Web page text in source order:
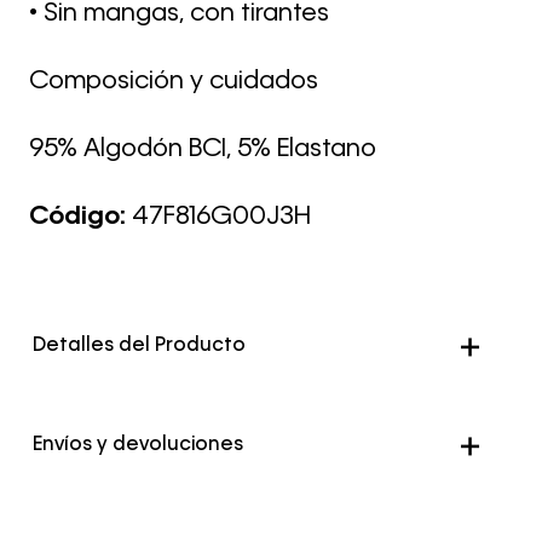
• Sin mangas, con tirantes
Composición y cuidados
95% Algodón BCI, 5% Elastano
Código: 47F816G00J3H
Detalles del Producto
Envíos y devoluciones